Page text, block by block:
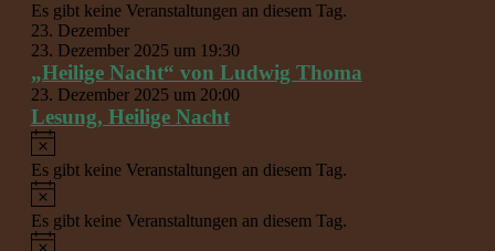
Es gibt keine Veranstaltungen an diesem Tag.
23. Dezember
23. Dezember 2025 um 19:30
„Heilige Nacht“ von Ludwig Thoma
23. Dezember 2025 um 20:00
Lesung, Heilige Nacht
Hinweis
Es gibt keine Veranstaltungen an diesem Tag.
Hinweis
Es gibt keine Veranstaltungen an diesem Tag.
Hinweis